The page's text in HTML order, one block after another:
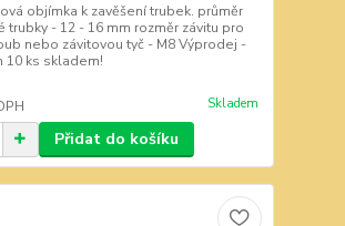
objímka k zavěšení trubek. průměr
trubky - 12 - 16 mm rozměr závitu pro
nebo závitovou tyč - M8 Výprodej -
10 ks skladem!
Skladem
Přidat do košíku